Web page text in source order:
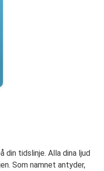
din tidslinje. Alla dina ljud
Som namnet antyder,